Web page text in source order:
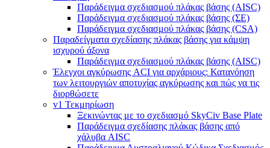
Παράδειγμα σχεδιασμού πλάκας βάσης (AISC)
Παράδειγμα σχεδιασμού πλάκας βάσης (ΣΕ)
Παράδειγμα σχεδιασμού πλάκας βάσης (CSA)
Παραδείγματα σχεδίασης πλάκας βάσης για κάμψη
ισχυρού άξονα
Παράδειγμα σχεδιασμού πλάκας βάσης (AISC)
Έλεγχοι αγκύρωσης ACI για αρχάριους: Κατανόηση
των λειτουργιών αποτυχίας αγκύρωσης και πώς να τις
διορθώσετε
v1 Τεκμηρίωση
Ξεκινώντας με το σχεδιασμό SkyCiv Base Plate
Παράδειγμα σχεδίασης πλάκας βάσης από
χάλυβα AISC